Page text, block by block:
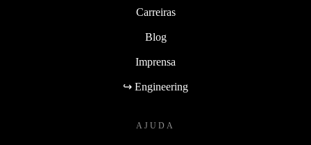
Carreiras
Blog
Imprensa
↪ Engineering
AJUDA